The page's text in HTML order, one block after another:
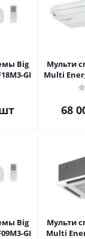
Big
GI
Мульти
Multi
68
Big
GI
Мульти
Multi